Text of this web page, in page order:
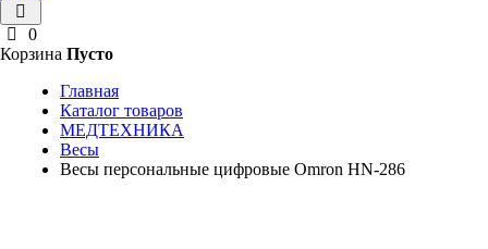
0
Корзина Пусто
Главная
Каталог товаров
МЕДТЕХНИКА
Весы
Весы персональные цифровые Omron HN-286